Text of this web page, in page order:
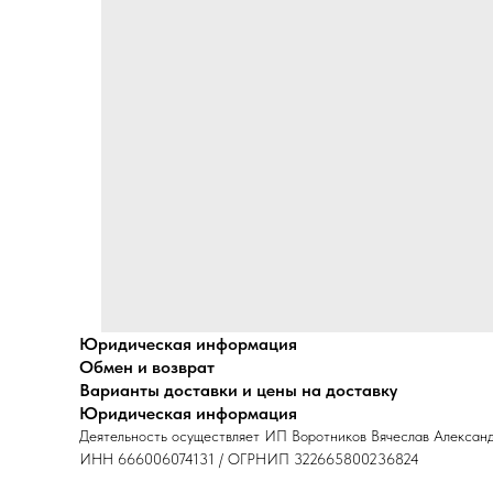
Юридическая информация
Обмен и возврат
Варианты доставки и цены на доставку
Юридическая информация
Деятельность осуществляет ИП Воротников Вячеслав
ИНН 666006074131 / ОГРНИП 322665800236824